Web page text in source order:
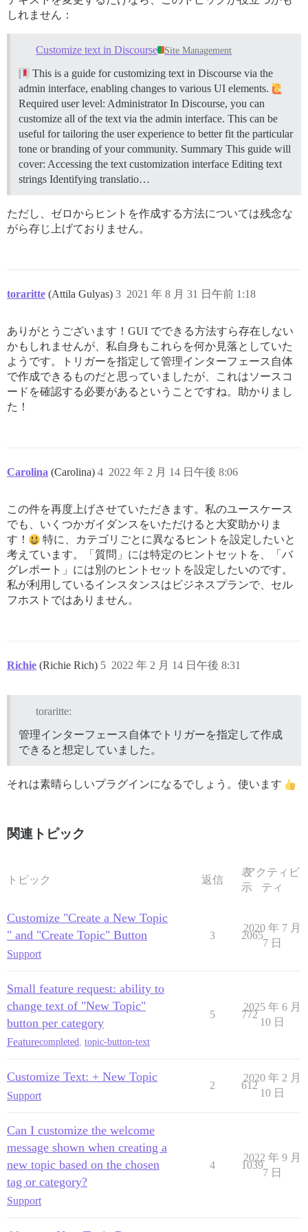
しれません：
Customize text in Discourse Site Management
This is a guide for customizing text in Discourse via the
admin interface, enabling changes to various UI elements.
Required user level: Administrator In Discourse, you can
customize all of the text via the admin interface. This can be
useful for tailoring the user experience to better fit the particular
tone or branding of your community. Summary This guide will
cover: Accessing the text customization interface Editing text
strings Identifying translatio…
ただし、ゼロからヒントを作成する方法については残念な
がら存じ上げておりません。
toraritte (Attila Gulyas) 2021 年 8 月 31 日午前 1:18
3
ありがとうございます！GUI でできる方法すら存在しない
かもしれませんが、私自身もこれらを何か見落としていた
ようです。トリガーを指定して管理インターフェース自体
で作成できるものだと思っていましたが、これはソースコ
ードを確認する必要があるということですね。助かりまし
た！
Carolina (Carolina) 2022 年 2 月 14 日午後 8:06
4
この件を再度上げさせていただきます。私のユースケース
でも、いくつかガイダンスをいただけると大変助かりま
す！
特に、カテゴリごとに異なるヒントを設定したいと
考えています。「質問」には特定のヒントセットを、「バ
グレポート」には別のヒントセットを設定したいのです。
私が利用しているインスタンスはビジネスプランで、セル
フホストではありません。
Richie (Richie Rich) 2022 年 2 月 14 日午後 8:31
5
toraritte:
管理インターフェース自体でトリガーを指定して作成
できると想定していました。
それは素晴らしいプラグインになるでしょう。使います
関連トピック
トピック 返信
表
示
アクティビ
ティ
Customize "Create a New Topic
" and "Create Topic" Button
Support
3 2065
2020 年 7 月
7 日
Small feature request: ability to
change text of "New Topic"
button per category
Featurecompleted, topic-button-text
5 772
2025 年 6 月
10 日
Customize Text: + New Topic
Support
2 612
2020 年 2 月
10 日
Can I customize the welcome
message shown when creating a
new topic based on the chosen
tag or category?
Support
4 1039
2022 年 9 月
7 日